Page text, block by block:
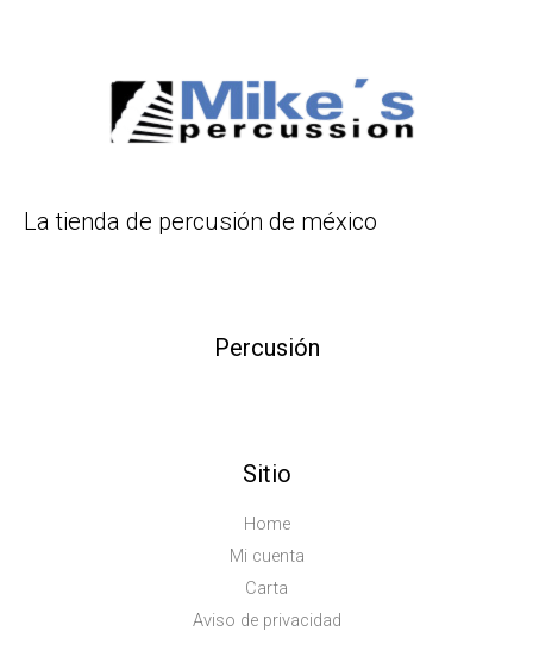
La tienda de percusión de méxico
Percusión
Sitio
Home
Mi cuenta
Carta
Aviso de privacidad